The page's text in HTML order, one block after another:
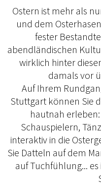
Ostern ist mehr als
und dem
fester
abendländischen
wirklich hinter
damals vor
Auf Ihrem
Stuttgart können Sie
hautnah
Schauspielern,
interaktiv in die
Sie Datteln auf dem
auf Tuchfühlung...